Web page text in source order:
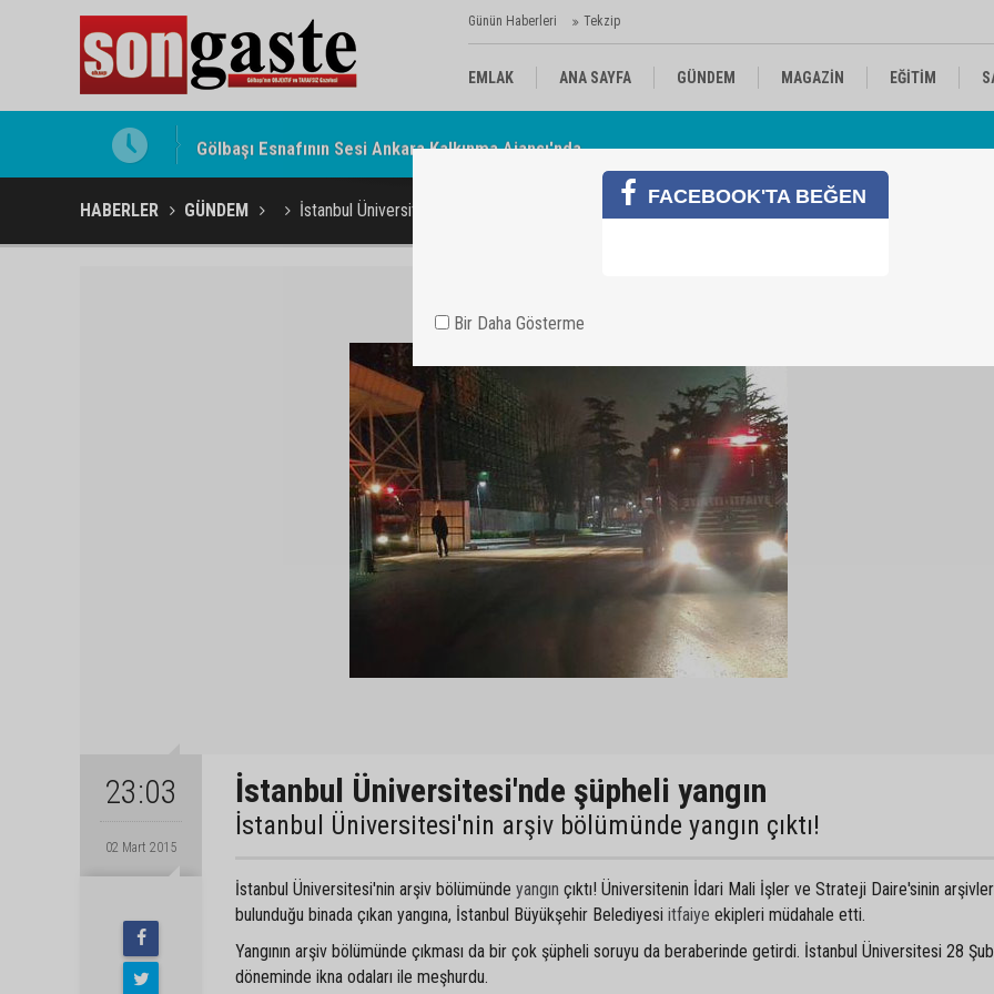
Günün Haberleri Tekzip
EMLAK ANA SAYFA GÜNDEM MAGAZİN EĞİTİM
KÜLTÜR-SANAT
Gölbaşı Esnafının Sesi Ankara Kalkınma Ajansı'nda
HABERLER GÜNDEM İstanbul Üniversitesi'nde şüpheli yangın
23:03
02 Mart 2015
İstanbul Üniversitesi'nde şüpheli yangın
İstanbul Üniversitesi'nin arşiv bölümünde yangın çıktı!
İstanbul Üniversitesi'nin arşiv bölümünde yangın çıktı! Üniversitenin İdari Mali İşler ve Strateji Daire'sinin
bulunduğu binada çıkan yangına, İstanbul Büyükşehir Belediyesi itfaiye ekipleri müdahale etti.
Yangının arşiv bölümünde çıkması da bir çok şüpheli soruyu da beraberinde getirdi. İstanbul Üniversitesi 28
döneminde ikna odaları ile meşhurdu.
FACEBOOK'TA BEĞEN
Bir Daha Gösterme